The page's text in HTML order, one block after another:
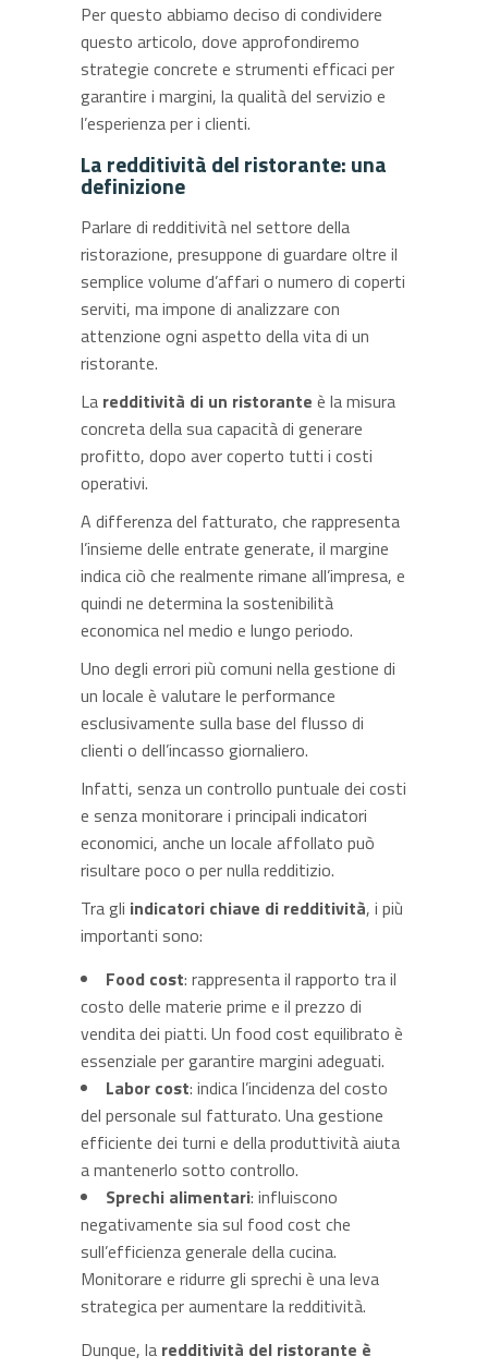
Per questo abbiamo deciso di condividere
questo articolo, dove approfondiremo
strategie concrete e strumenti efficaci per
garantire i margini, la qualità del servizio e
l’esperienza per i clienti.
La redditività del ristorante: una
definizione
Parlare di redditività nel settore della
ristorazione, presuppone di guardare oltre il
semplice volume d’affari o numero di coperti
serviti, ma impone di analizzare con
attenzione ogni aspetto della vita di un
ristorante.
La redditività di un ristorante è la misura
concreta della sua capacità di generare
profitto, dopo aver coperto tutti i costi
operativi.
A differenza del fatturato, che rappresenta
l’insieme delle entrate generate, il margine
indica ciò che realmente rimane all’impresa, e
quindi ne determina la sostenibilità
economica nel medio e lungo periodo.
Uno degli errori più comuni nella gestione di
un locale è valutare le performance
esclusivamente sulla base del flusso di
clienti o dell’incasso giornaliero.
Infatti, senza un controllo puntuale dei costi
e senza monitorare i principali indicatori
economici, anche un locale affollato può
risultare poco o per nulla redditizio.
Tra gli indicatori chiave di redditività, i più
importanti sono:
Food cost: rappresenta il rapporto tra il
costo delle materie prime e il prezzo di
vendita dei piatti. Un food cost equilibrato è
essenziale per garantire margini adeguati.
Labor cost: indica l’incidenza del costo
del personale sul fatturato. Una gestione
efficiente dei turni e della produttività aiuta
a mantenerlo sotto controllo.
Sprechi alimentari: influiscono
negativamente sia sul food cost che
sull’efficienza generale della cucina.
Monitorare e ridurre gli sprechi è una leva
strategica per aumentare la redditività.
Dunque, la redditività del ristorante è